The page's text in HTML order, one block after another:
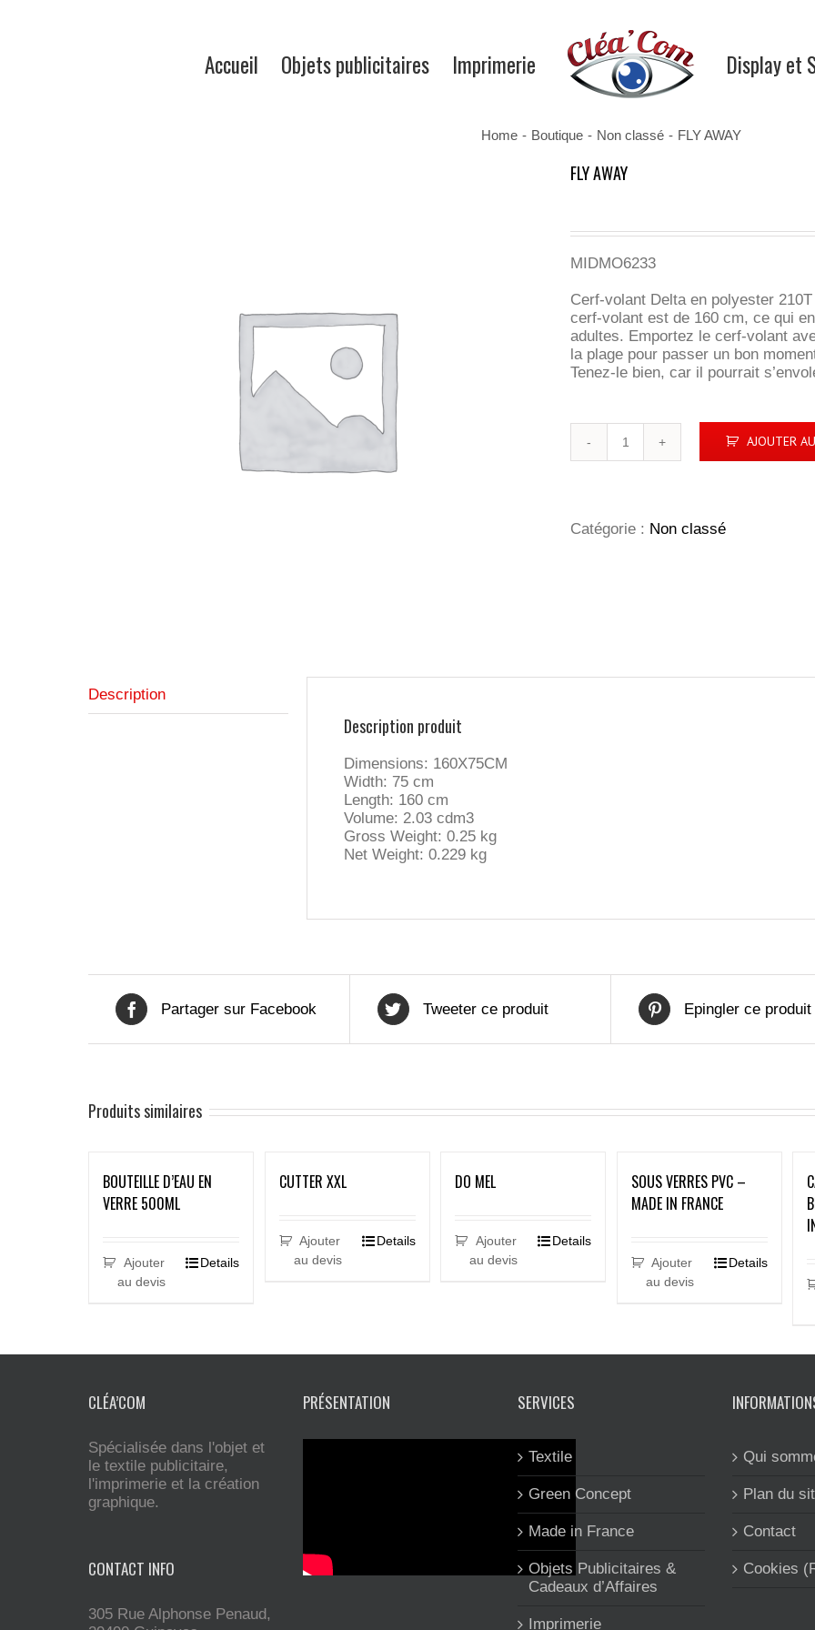
Accueil Objets publicitaires Imprimerie Display et
Home - Boutique - Non classé - FLY AWAY
FLY AWAY
MIDMO6233
Cerf-volant Delta en polyester
cerf-volant est de 160 cm, ce qui
adultes. Emportez le cerf-volant
la plage pour passer un bon
Tenez-le bien, car il pourrait
AJOUTER
Catégorie : Non classé
Description
Description produit
Dimensions: 160X75CM
Width: 75 cm
Length: 160 cm
Volume: 2.03 cdm3
Gross Weight: 0.25 kg
Net Weight: 0.229 kg
Partager sur Facebook Tweeter ce produit Epingler ce produit
Produits similaires
BOUTEILLE D’EAU EN
VERRE 500ML
Ajouter
au devis
Details
CUTTER XXL
Ajouter
au devis
Details
DO MEL
Ajouter
au devis
Details
SOUS VERRES PVC –
MADE IN FRANCE
Ajouter
au devis
Details
CLÉA’COM
Spécialisée dans l'objet et
le textile publicitaire,
l'imprimerie et la création
graphique.
CONTACT INFO
305 Rue Alphonse Penaud,
PRÉSENTATION SERVICES
Textile
Green Concept
Made in France
Objets Publicitaires &
Cadeaux d’Affaires
Imprimerie
Qui
Plan du
Contact
Cookies